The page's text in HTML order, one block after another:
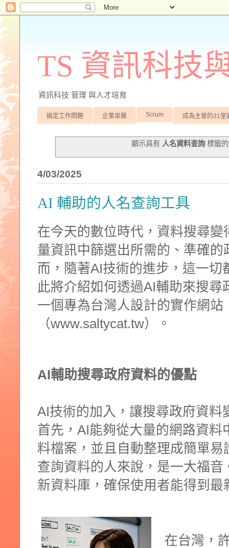
TS 資訊科技
資訊科技 管理 與人才培育
搞定工作問題 企業巫醫 Scrum 成為主管的31堂
顯示具有 人名資料查詢 標籤
4/03/2025
AI 輔助的人名查詢工具
在今天的數位時代，資料搜尋
量資訊中篩選出所需的、準確
而，隨著AI技術的進步，這一
此將介紹如何透過AI輔助來搜
一個專為台灣人設計的實作網站
（www.saltycat.tw）。
AI輔助搜尋政府資料的優點
AI技術的加入，讓搜尋政府資料
首先，AI能夠從大量的網路資
料檔案，並且自動整理成簡單
查詢資料的人來說，是一大福
新資料庫，確保使用者能得到最
在台灣，